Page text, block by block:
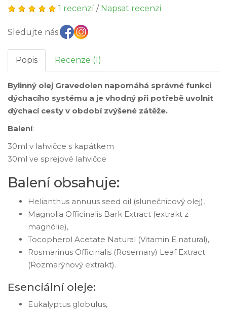
1 recenzí / Napsat recenzi
Sledujte nás:
Popis Recenze (1)
Bylinný olej Gravedolen napomáhá správné funkci
dýchacího systému a je vhodný při potřebě uvolnit
dýchací cesty v období zvýšené zátěže.
Balení:
30ml v lahvičce s kapátkem
30ml ve sprejové lahvičce
Balení obsahuje:
Helianthus annuus seed oil (slunečnicový olej),
Magnolia Officinalis Bark Extract (extrakt z
magnólie),
Tocopherol Acetate Natural (Vitamin E natural),
Rosmarinus Officinalis (Rosemary) Leaf Extract
(Rozmarýnový extrakt).
Esenciální oleje:
Eukalyptus globulus,